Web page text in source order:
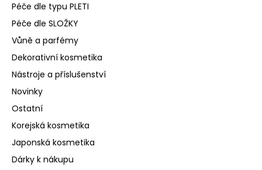
Péče dle typu PLETI
Péče dle SLOŽKY
Vůně a parfémy
Dekorativní kosmetika
Nástroje a příslušenství
Novinky
Ostatní
Korejská kosmetika
Japonská kosmetika
Dárky k nákupu